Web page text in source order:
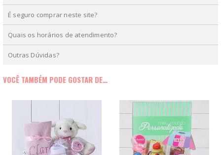
É seguro comprar neste site?
Quais os horários de atendimento?
Outras Dúvidas?
VOCÊ TAMBÉM PODE GOSTAR DE…